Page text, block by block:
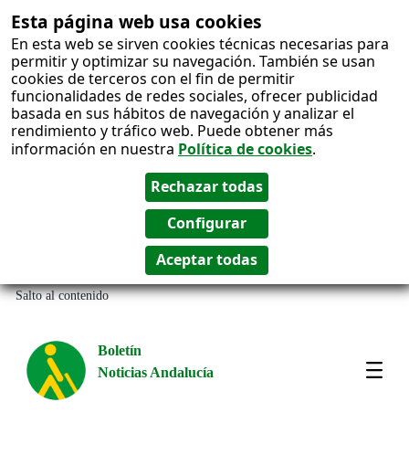
Esta página web usa cookies
En esta web se sirven cookies técnicas necesarias para
permitir y optimizar su navegación. También se usan
cookies de terceros con el fin de permitir
funcionalidades de redes sociales, ofrecer publicidad
basada en sus hábitos de navegación y analizar el
rendimiento y tráfico web. Puede obtener más
información en nuestra Política de cookies.
Salto al contenido
Boletín
Noticias Andalucía